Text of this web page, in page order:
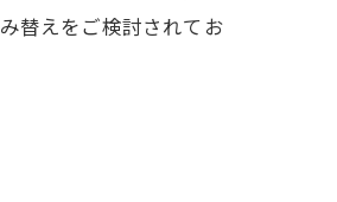
替えをご検討されてお